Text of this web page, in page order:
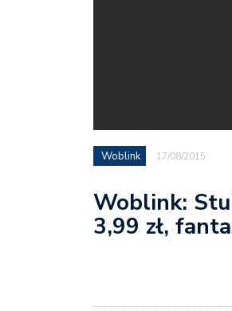
Woblink 17/08/2015
Woblink:
3,99 zł,